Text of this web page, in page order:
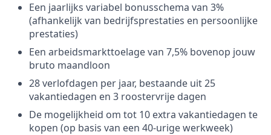
Een jaarlijks variabel bonusschema van 3%
(afhankelijk van bedrijfsprestaties en persoonlijke
prestaties)
Een arbeidsmarkttoelage van 7,5% bovenop jouw
bruto maandloon
28 verlofdagen per jaar, bestaande uit 25
vakantiedagen en 3 roostervrije dagen
De mogelijkheid om tot 10 extra vakantiedagen te
kopen (op basis van een 40-urige werkweek)